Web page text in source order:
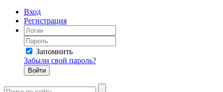
Вход
Регистрация
Запомнить
Забыли свой пароль?